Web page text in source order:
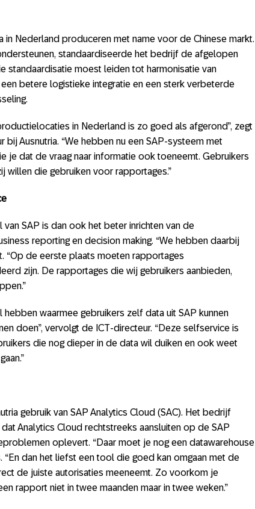
in Nederland produceren met name voor de Chinese markt.
standaardiseerde het bedrijf de afgelopen
standaardisatie moest leiden tot harmonisatie van
betere logistieke integratie en een sterk verbeterde
in Nederland is zo goed als afgerond”, zegt
bij Ausnutria. “We hebben nu een SAP-systeem met
je dat de vraag naar informatie ook toeneemt. Gebruikers
willen die gebruiken voor rapportages.”
SAP is dan ook het beter inrichten van de
reporting en decision making. “We hebben daarbij
“Op de eerste plaats moeten rapportages
zijn. De rapportages die wij gebruikers aanbieden,
hebben waarmee gebruikers zelf data uit SAP kunnen
doen”, vervolgt de ICT-directeur. “Deze selfservice is
die nog dieper in de data wil duiken en ook weet
gebruik van SAP Analytics Cloud (SAC). Het bedrijf
Analytics Cloud rechtstreeks aansluiten op de SAP
oplevert. “Daar moet je nog een datawarehouse
“En dan het liefst een tool die goed kan omgaan met de
de juiste autorisaties meeneemt. Zo voorkom je
rapport niet in twee maanden maar in twee weken.”